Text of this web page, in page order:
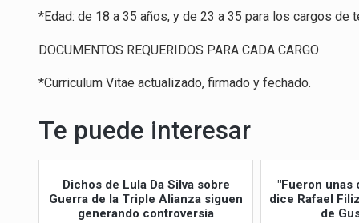
*Edad: de 18 a 35 años, y de 23 a 35 para los cargos de
DOCUMENTOS REQUERIDOS PARA CADA CARGO
*Curriculum Vitae actualizado, firmado y fechado.
Te puede interesar
Dichos de Lula Da Silva sobre
Guerra de la Triple Alianza siguen
generando controversia
"Fueron unas
dice Rafael
de